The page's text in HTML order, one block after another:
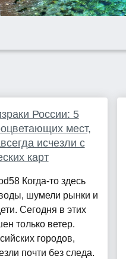
России: 5
мест,
исчезли с
карт
Когда-то здесь
шумели рынки и
Сегодня в этих
только ветер.
городов,
почти без следа.